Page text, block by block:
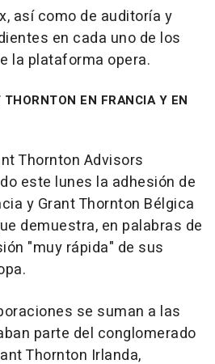
así como de auditoría y
en cada uno de los
la plataforma opera.
EN FRANCIA Y EN
Thornton Advisors
este lunes la adhesión de
y Grant Thornton Bélgica
demuestra, en palabras de
"muy rápida" de sus
se suman a las
parte del conglomerado
Thornton Irlanda,